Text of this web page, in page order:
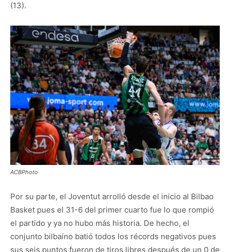
(13).
ACBPhoto
Por su parte, el Joventut arrolló desde el inicio al Bilbao
Basket pues el 31-6 del primer cuarto fue lo que rompió
el partido y ya no hubo más historia. De hecho, el
conjunto bilbaíno batió todos los récords negativos pues
sus seis puntos fueron de tiros libres después de un 0 de